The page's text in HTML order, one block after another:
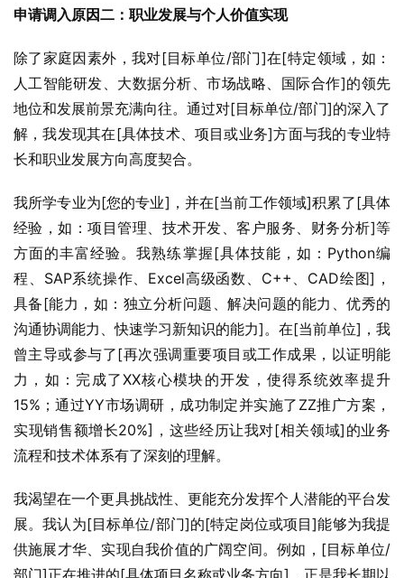
申请调入原因二：职业发展与个人价值实现
除了家庭因素外，我对[目标单位/部门]在[特定领域，如：
人工智能研发、大数据分析、市场战略、国际合作]的领先
地位和发展前景充满向往。通过对[目标单位/部门]的深入了
解，我发现其在[具体技术、项目或业务]方面与我的专业特
长和职业发展方向高度契合。
我所学专业为[您的专业]，并在[当前工作领域]积累了[具体
经验，如：项目管理、技术开发、客户服务、财务分析]等
方面的丰富经验。我熟练掌握[具体技能，如：Python编
程、SAP系统操作、Excel高级函数、C++、CAD绘图]，
具备[能力，如：独立分析问题、解决问题的能力、优秀的
沟通协调能力、快速学习新知识的能力]。在[当前单位]，我
曾主导或参与了[再次强调重要项目或工作成果，以证明能
力，如：完成了XX核心模块的开发，使得系统效率提升
15%；通过YY市场调研，成功制定并实施了ZZ推广方案，
实现销售额增长20%]，这些经历让我对[相关领域]的业务
流程和技术体系有了深刻的理解。
我渴望在一个更具挑战性、更能充分发挥个人潜能的平台发
展。我认为[目标单位/部门]的[特定岗位或项目]能够为我提
供施展才华、实现自我价值的广阔空间。例如，[目标单位/
部门]正在推进的[具体项目名称或业务方向]，正是我长期以